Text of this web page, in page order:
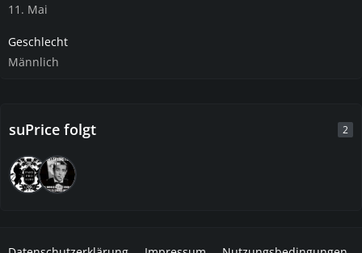
11. Mai
Geschlecht
Männlich
suPrice folgt 2